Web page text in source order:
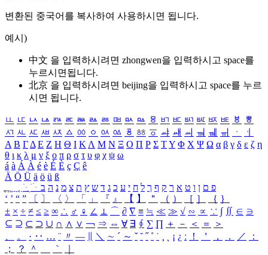
변환된 중국어를 복사하여 사용하시면 됩니다.
예시)
中文 을 입력하시려면 zhongwen을 입력하시고 space를
누르시면됩니다.
北京 을 입력하시려면 beijing을 입력하시고 space를 누르
시면 됩니다.
ㅥ ㅦ ㅧ ㅨ ㅩ ㅪ ㅫ ㅬ ㅭ ㅮ ㅯ ㅰ ㅱ ㅲ ㅳ ㅴ ㅵ ㅶ ㅷ ㅸ
ㅹ
ㅺ ㅻ ㅼ ㅽ ㅾ ㅿ ㆀ ㆁ ㆂ ㆃ ㆄ ㆅ ㆆ ㆇ ㆈ ㆉ ㆊ ㆋ ㆌ ㆍ
ㆎ
Α Β ΓΔ Ε Ζ Η Θ Ι ΚΛ Μ Ν Ξ Ο Π Ρ Σ ΤΥ Φ Χ Ψ Ω α β γ δ ε ζ η
θ ι κ λ μ ν ξ ο π ρ σ τ υ φ χ ψ ω
á à Á À é è É È ç Ç ê
Ä Ö Ü ä ö ü ß
ִֶֹ ֻּ ׁׂ פ ם ן ו ט א ר ק ף ך ל ח י ע כ ג ד ש ץ ת צ מ נ ה ב
‘ ’ “ ” 〔 〕 〈 〉 「 」 『 』 【 】 ＂ （ ） ［ ］ ｛ ｝
± × ÷ ≠ ≤ ≥ ∞ ∴ ♂ ♀ ∠ ⊥ ⌒ ∂ ∇ ≡ ≒ ≪ ≫ √ ∽ ∝ ∵ ∫ ∬ ∈ ∋
⊆ ⊇ ⊂ ⊃ ∪ ∩ ∧ ∨ ￢ ⇒ ⇔ ∀ ∃ ∮ ∑ ∏ ＋ － ＜ ＝
＞
、
。 · ‥ … ¨ 〃 ― ＼ ∼ ´ ～ ˇ ˘ ˝ ˚ ˙ ¸ ¡ ¿ ː ！ ＇ ， ． ／
：
；
？ ＾ ｀